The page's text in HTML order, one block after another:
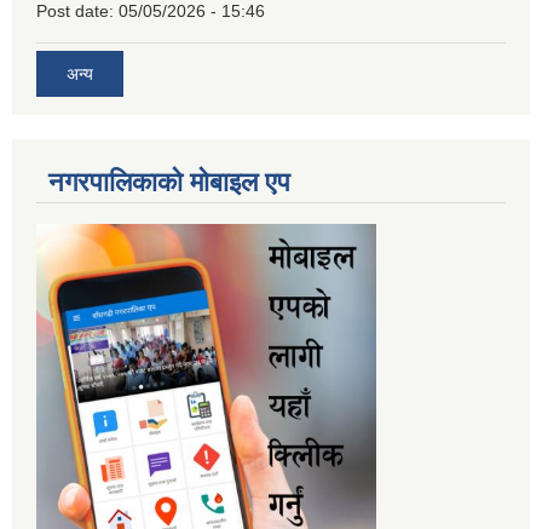
Post date: 05/05/2026 - 15:46
अन्य
नगरपालिकाकाे माेबाइल एप